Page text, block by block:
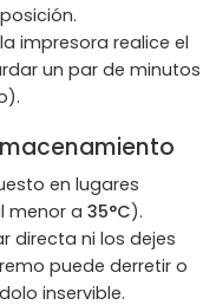
impresora realice el
un par de minutos
en lugares
menor a 35°C).
directa ni los dejes
puede derretir o
inservible.